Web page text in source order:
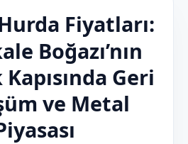
Fiyatları:
Boğazı’nın
Geri
ve Metal